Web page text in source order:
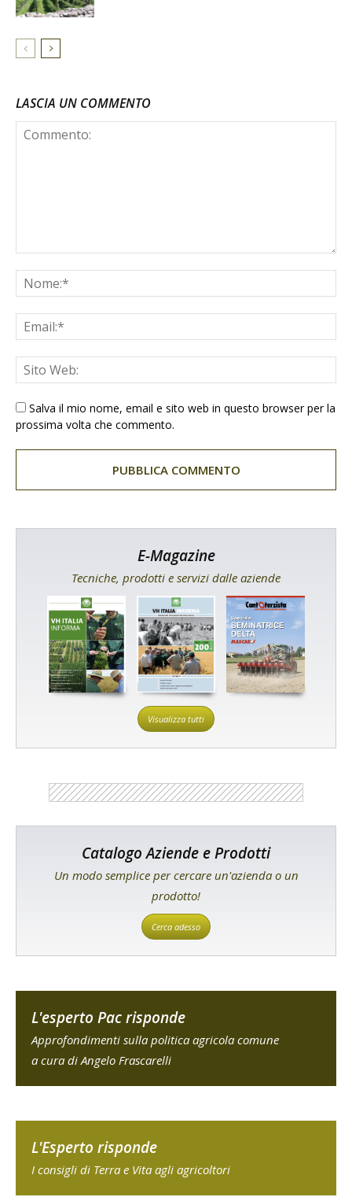
LASCIA UN COMMENTO
Salva il mio nome, email e sito web in questo browser per la
prossima volta che commento.
E-Magazine
Tecniche, prodotti e servizi dalle aziende
Visualizza tutti
Catalogo Aziende e Prodotti
Un modo semplice per cercare un'azienda o un
prodotto!
Cerca adesso
L'esperto Pac risponde
Approfondimenti sulla politica agricola comune
a cura di Angelo Frascarelli
L'Esperto risponde
I consigli di Terra e Vita agli agricoltori